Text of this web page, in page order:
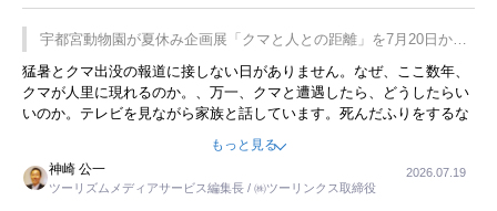
宇都宮動物園が夏休み企画展「クマと人との距離」を7月20日から
開催
猛暑とクマ出没の報道に接しない日がありません。なぜ、ここ数年、
クマが人里に現れるのか。、万一、クマと遭遇したら、どうしたらい
いのか。テレビを見ながら家族と話しています。死んだふりをするな
んてことは、冗談でもいえません。そんな中で、この企画展はタイム
もっと見る
神崎 公一
ツーリズムメディアサービス編集長 / ㈱ツーリンクス取締役
2026.07.19